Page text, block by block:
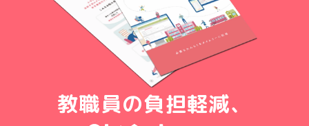
教職員の負担軽減、